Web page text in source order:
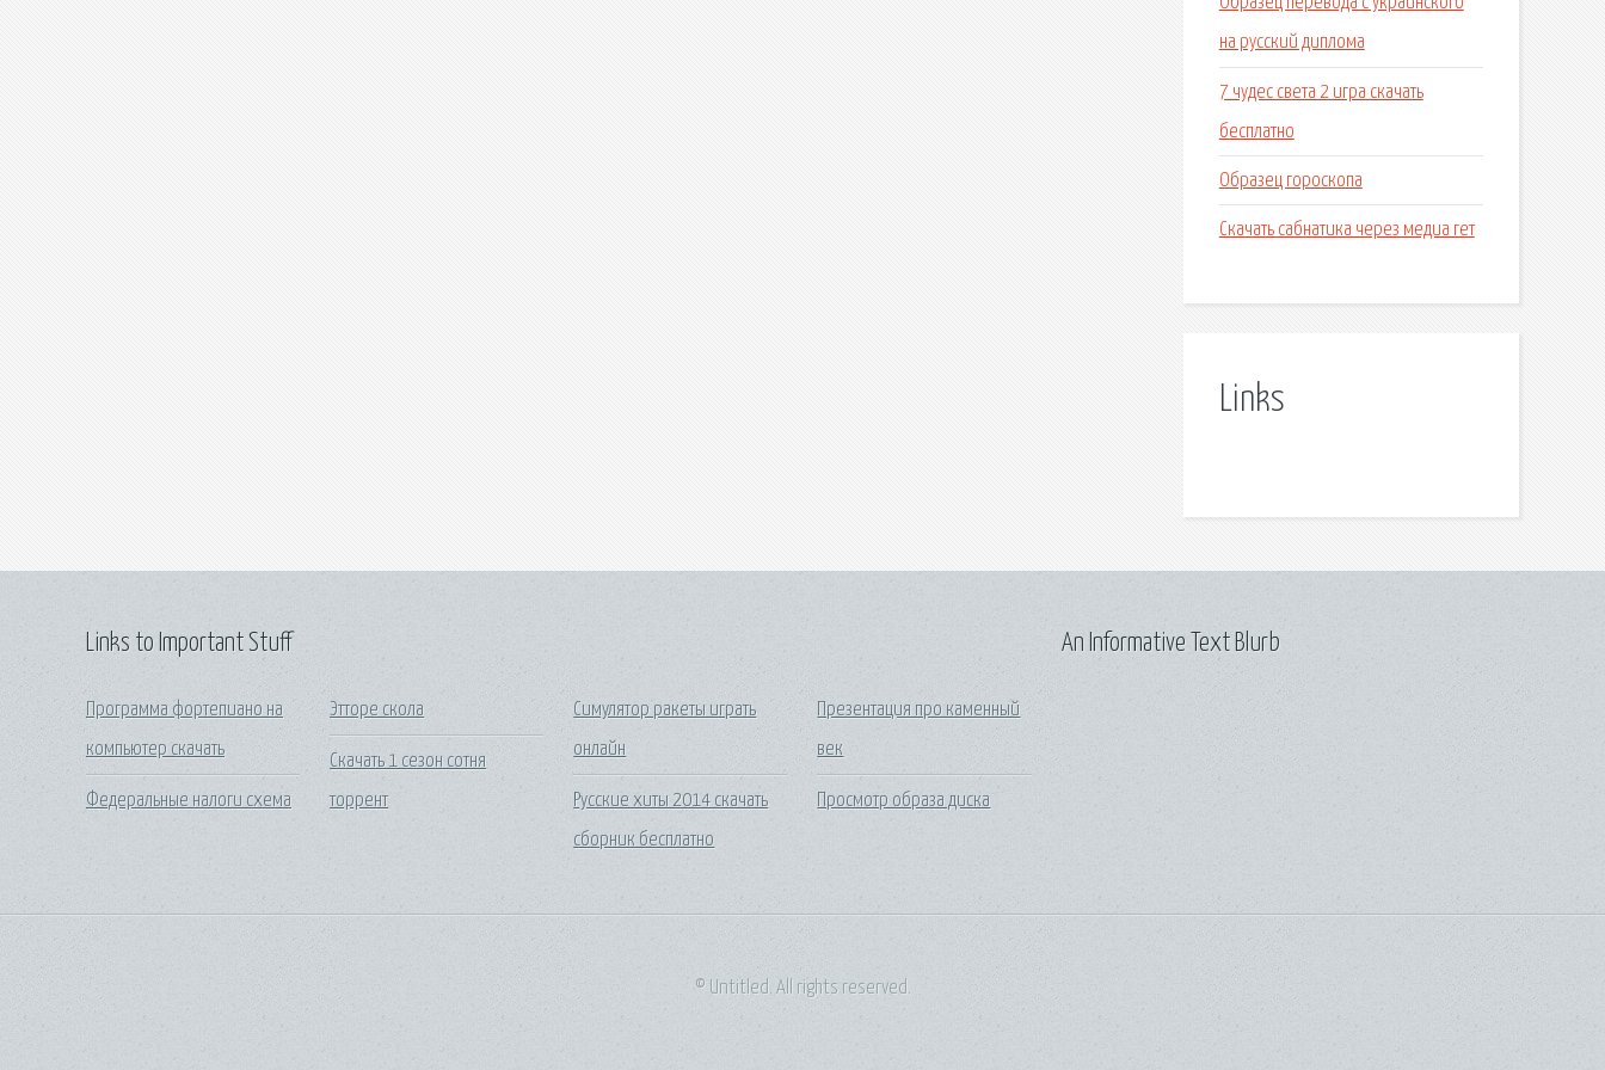
на русский диплома
7 чудес света 2 игра скачать
бесплатно
Образец гороскопа
Скачать сабнатика через медиа гет
Links
Links to Important Stuff
Программа фортепиано на
компьютер скачать
Федеральные налоги схема
Этторе скола
Скачать 1 сезон сотня
торрент
Симулятор ракеты играть
онлайн
Русские хиты 2014 скачать
сборник бесплатно
Презентация про каменный
век
Просмотр образа диска
An Informative Text Blurb
© Untitled. All rights reserved.